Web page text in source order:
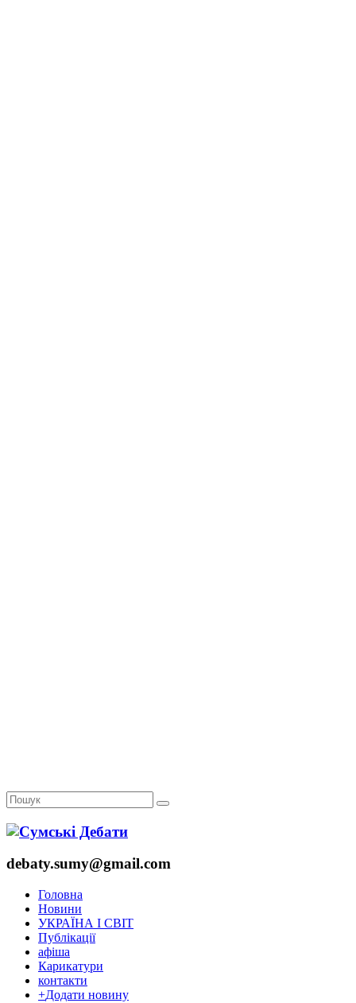
debaty.sumy@gmail.com
Головна
Новини
УКРАЇНА І СВІТ
Публікації
афіша
Карикатури
контакти
+Додати новину